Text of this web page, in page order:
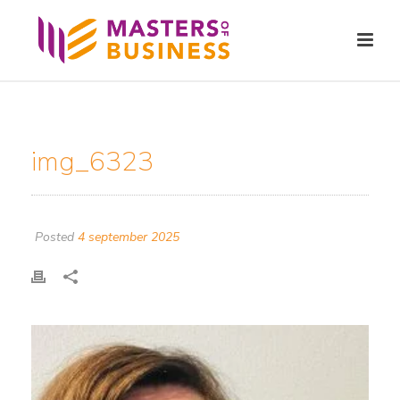
img_6323
Posted 4 september 2025